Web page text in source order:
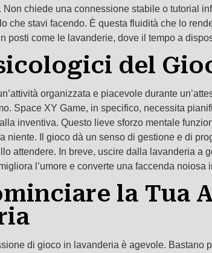
Non chiede una connessione stabile o tutorial
che stavi facendo. È questa fluidità che lo
posti come le lavanderie, dove il tempo a
del
organizzata e piacevole durante
Space XY Game, in specifico, necessita
inventiva. Questo lieve sforzo mentale
niente. Il gioco dà un senso di gestione e di
attendere. In breve, uscire dalla lavanderia a
l’umore e converte una faccenda
la Tua
di gioco in lavanderia è agevole. Bastano